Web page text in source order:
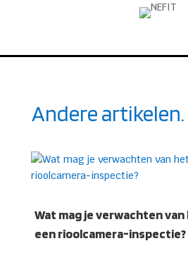
Andere artikelen.
Wat mag je verwachten
een rioolcamera-inspectie?